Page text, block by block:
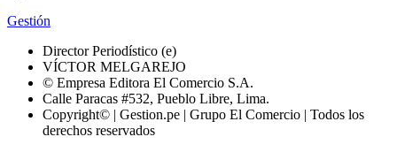
Gestión
Director Periodístico (e)
VÍCTOR MELGAREJO
© Empresa Editora El Comercio S.A.
Calle Paracas #532, Pueblo Libre, Lima.
Copyright© | Gestion.pe | Grupo El Comercio | Todos los
derechos reservados